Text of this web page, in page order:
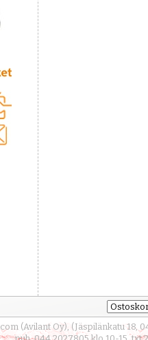
(Avilant Oy), (Jäspilänkatu 18,